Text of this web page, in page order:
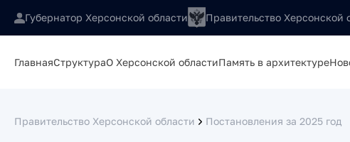
Губернатор Херсонской области Правительство Херсонской
ГлавнаяСтруктураО Херсонской областиПамять в архитектуре
Правительство Херсонской области Постановления за 2025 год